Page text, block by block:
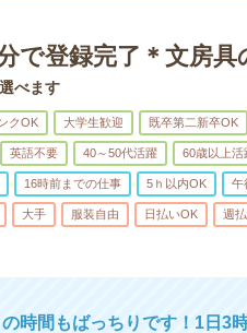
で登録完了＊文房具
べます
クOK 大学生歓迎 既卒第二新卒OK
英語不要 40～50代活躍 60歳以上活
16時前までの仕事 5ｈ以内OK 午
大手 服装自由 日払いOK 週
時間もばっちりです！1日3